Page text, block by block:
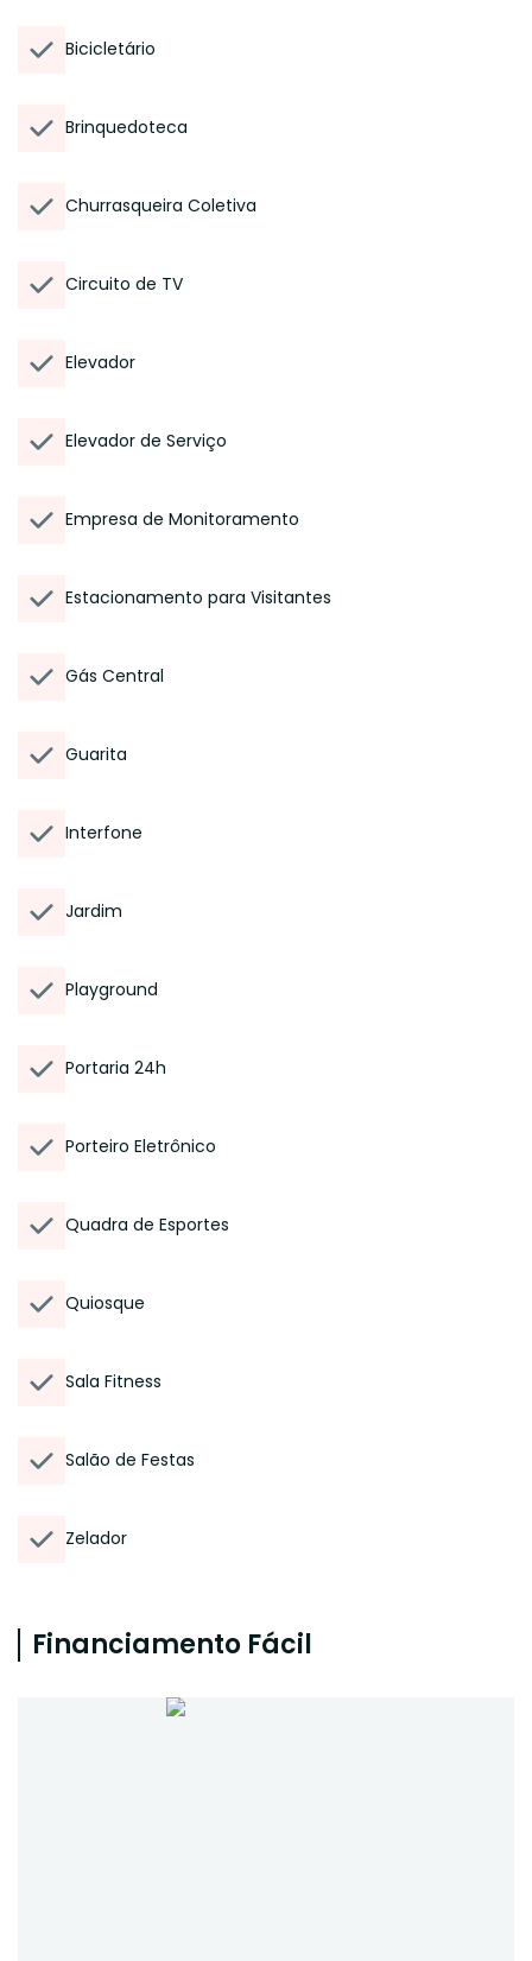
Bicicletário
Brinquedoteca
Churrasqueira Coletiva
Circuito de TV
Elevador
Elevador de Serviço
Empresa de Monitoramento
Estacionamento para Visitantes
Gás Central
Guarita
Interfone
Jardim
Playground
Portaria 24h
Porteiro Eletrônico
Quadra de Esportes
Quiosque
Sala Fitness
Salão de Festas
Zelador
Financiamento Fácil